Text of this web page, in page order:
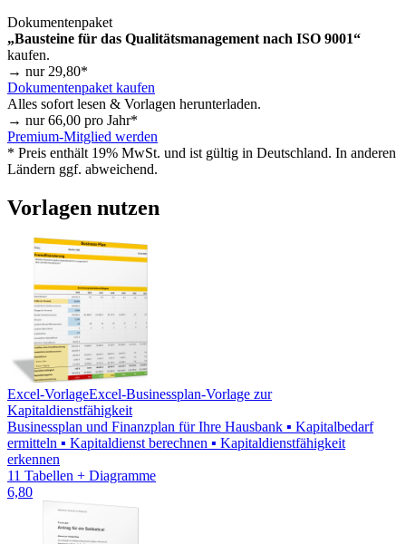
Dokumentenpaket
„Bausteine für das Qualitätsmanagement nach ISO 9001“
kaufen.
→ nur 29,80*
Dokumentenpaket kaufen
Alles sofort lesen & Vorlagen herunterladen.
→ nur66,00 pro Jahr*
Premium-Mitglied werden
* Preis enthält 19% MwSt. und ist gültig in Deutschland. In anderen
Ländern ggf. abweichend.
Vorlagen nutzen
Excel-VorlageExcel-Businessplan-Vorlage zur
Kapitaldienstfähigkeit
Businessplan und Finanzplan für Ihre Hausbank ▪ Kapitalbedarf
ermitteln ▪ Kapitaldienst berechnen ▪ Kapitaldienstfähigkeit
erkennen
11 Tabellen + Diagramme
6,80